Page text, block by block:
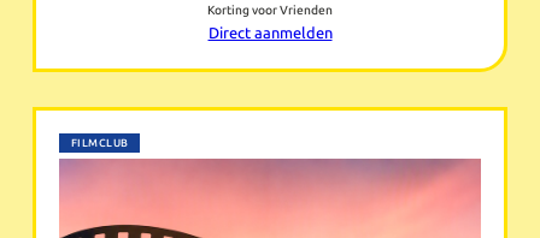
Korting voor Vrienden
Direct aanmelden
FILMCLUB